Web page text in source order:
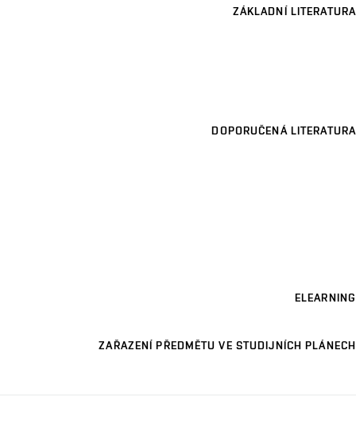
ZÁKLADNÍ LITERATURA
DOPORUČENÁ LITERATURA
ELEARNING
ZAŘAZENÍ PŘEDMĚTU VE STUDIJNÍCH PLÁNECH